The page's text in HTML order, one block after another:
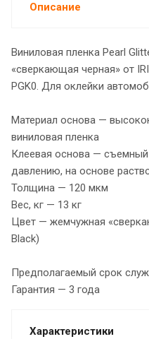
Описание
Виниловая пленка Pearl
«сверкающая черная» от
PGK0. Для оклейки
Материал основа —
виниловая пленка
Клеевая основа — съемный
давлению, на основе
Толщина — 120 мкм
Вес, кг — 13 кг
Цвет — жемчужная
Black)
Предполагаемый срок
Гарантия — 3 года
Характеристики